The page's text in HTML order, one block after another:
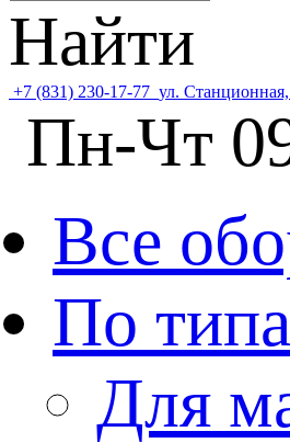
Найти
+7 (831) 230-17-77 ул.
Пн-Чт
Все
По
Для